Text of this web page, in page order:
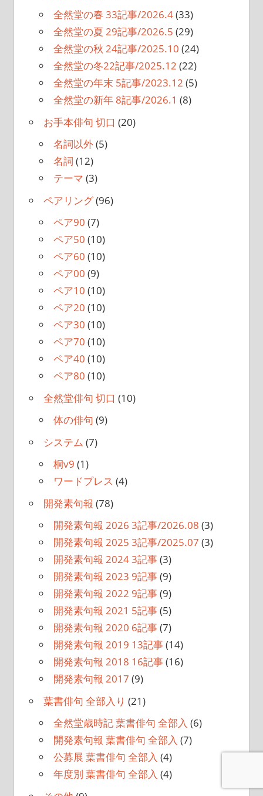
全然堂の春 33記事/2026.4(33)
全然堂の夏 29記事/2026.5 (29)
全然堂の秋 24記事/2025.10 (24)
全然堂の冬22記事/2025.12 (22)
全然堂の年末 5記事/2023.12 (5)
全然堂の新年 8記事/2026.1 (8)
お手本俳句 切口 (20)
名詞以外(5)
名詞 (12)
テーマ (3)
ペアリング(96)
ペア90 (7)
ペア50 (10)
ペア60 (10)
ペア00 (9)
ペア10 (10)
ペア20 (10)
ペア30 (10)
ペア70 (10)
ペア40 (10)
ペア80 (10)
全然堂俳句 切口 (10)
体の俳句 (9)
システム (7)
桐v9 (1)
ワードプレス (4)
開発素句報 (78)
開発素句報 2026 3記事/2026.08 (3)
開発素句報 2025 3記事/2025.07 (3)
開発素句報 2024 3記事(3)
開発素句報 2023 9記事(9)
開発素句報 2022 9記事(9)
開発素句報 2021 5記事(5)
開発素句報 2020 6記事(7)
開発素句報 2019 13記事(14)
開発素句報 2018 16記事(16)
開発素句報 2017 (9)
葉書俳句 全部入り (21)
全然堂歳時記 葉書俳句 全部入 (6)
開発素句報 葉書俳句 全部入 (7)
公募展 葉書俳句 全部入 (4)
年度別 葉書俳句 全部入 (4)